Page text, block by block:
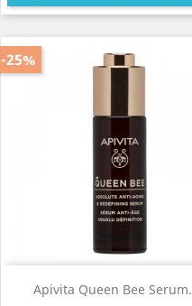
Apivita Queen Bee
-25%